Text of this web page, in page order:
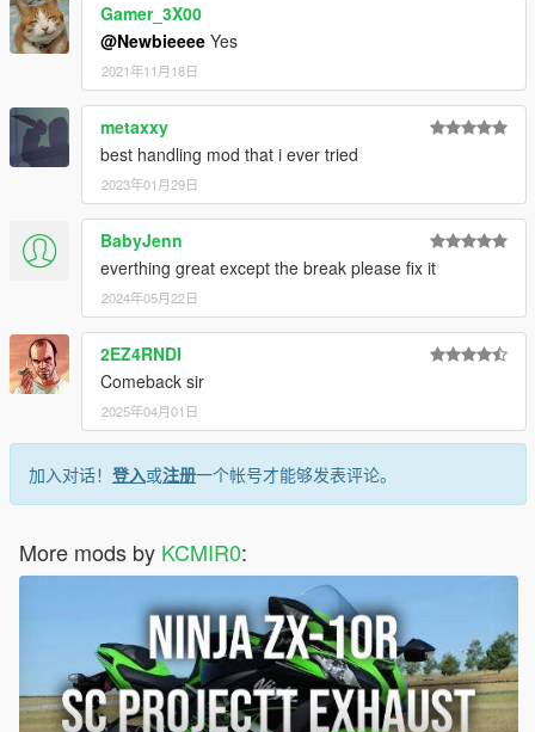
Gamer_3X00
@Newbieeee Yes
2021年11月18日
metaxxy
best handling mod that i ever tried
2023年01月29日
BabyJenn
everthing great except the break please fix it
2024年05月22日
2EZ4RNDI
Comeback sir
2025年04月01日
加入对话！ 登入或注册一个帐号才能够发表评论。
More mods by KCMIR0: